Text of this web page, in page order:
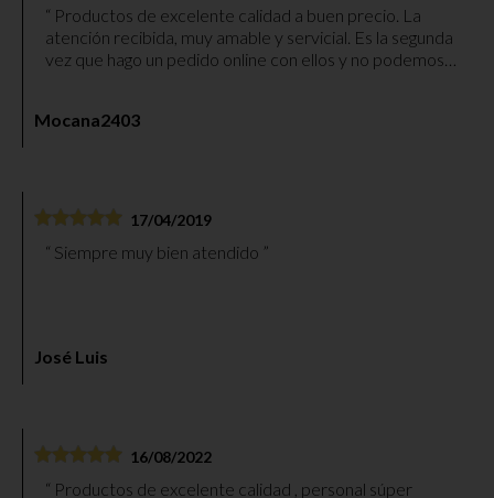
atención recibida, muy amable y servicial. Es la segunda
vez que hago un pedido online con ellos y no podemos
Mocana2403
17/04/2019
Siempre muy bien atendido
José Luis
16/08/2022